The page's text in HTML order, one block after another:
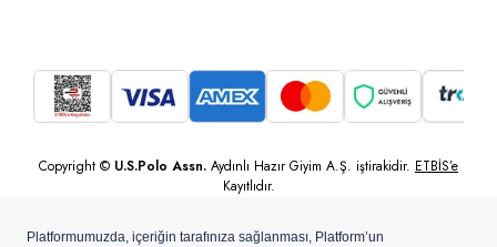
Copyright © U.S.Polo Assn. Aydınlı Hazır Giyim A.Ş. iştirakidir. ETBİS’e
Kayıtlıdır.